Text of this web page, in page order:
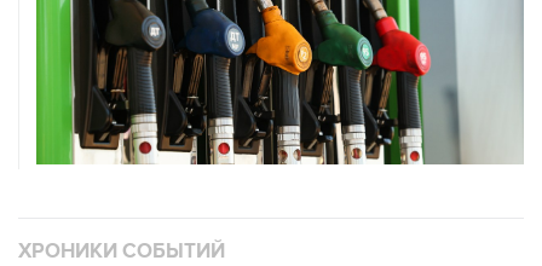
ХРОНИКИ СОБЫТИЙ